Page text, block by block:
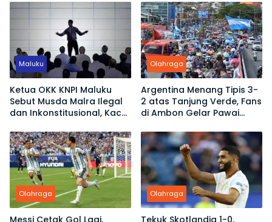
Sekadar Jadi Penonton
Maluku
Ketua OKK KNPI Maluku
Sebut Musda Malra Ilegal
dan Inkonstitusional, Kace
Ketua
Olahraga
Argentina Menang Tipis 3-
2 atas Tanjung Verde, Fans
di Ambon Gelar Pawai
Olahraga
Messi Cetak Gol Lagi,
Olahraga
Tekuk Skotlandia 1-0,